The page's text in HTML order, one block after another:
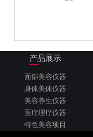
产品展示
面部美容仪器
身体美体仪器
美容养生仪器
医疗理疗仪器
特色美容项目